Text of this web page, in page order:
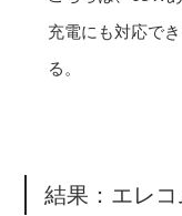
充電にも対応で
る。
結果：エレコ